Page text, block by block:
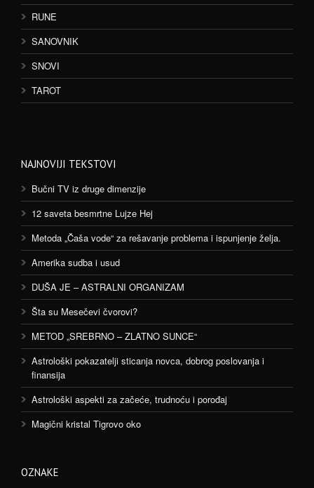
RUNE
SANOVNIK
SNOVI
TAROT
NAJNOVIJI TEKSTOVI
Bučni TV iz druge dimenzije
12 saveta besmrtne Lujze Hej
Metoda „Čaša vode“ za rešavanje problema i ispunjenje želja.
Amerika sudba i usud
DUŠA JE – ASTRALNI ORGANIZAM
Šta su Mesečevi čvorovi?
METOD „SREBRNO – ZLATNO SUNCE“
Astrološki pokazatelji sticanja novca, dobrog poslovanja i
finansija
Astrološki aspekti za začeće, trudnoću i porođaj
Magični kristal Tigrovo oko
OZNAKE